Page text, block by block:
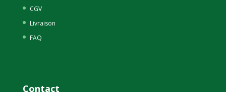
CGV
Livraison
FAQ
Contact